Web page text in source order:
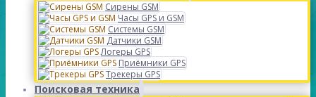
Сирены GSM
Часы GPS и GSM
Системы GSM
Датчики GSM
Логеры GPS
Приёмники GPS
Трекеры GPS
Поисковая техника